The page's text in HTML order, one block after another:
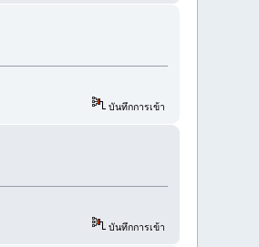
บันทึกการเข้า
บันทึกการเข้า